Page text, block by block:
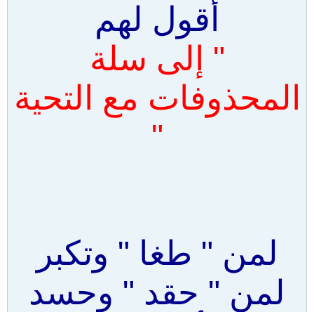
أقول لهم
" إلى سلة
المحذوفات مع التحية
"
لمن " طغا " وتكبر
لمن " حقد " وحسد